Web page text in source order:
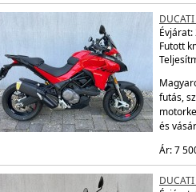
Évjárat:
Futott
futás,
és
Ár: 7
DUCATI